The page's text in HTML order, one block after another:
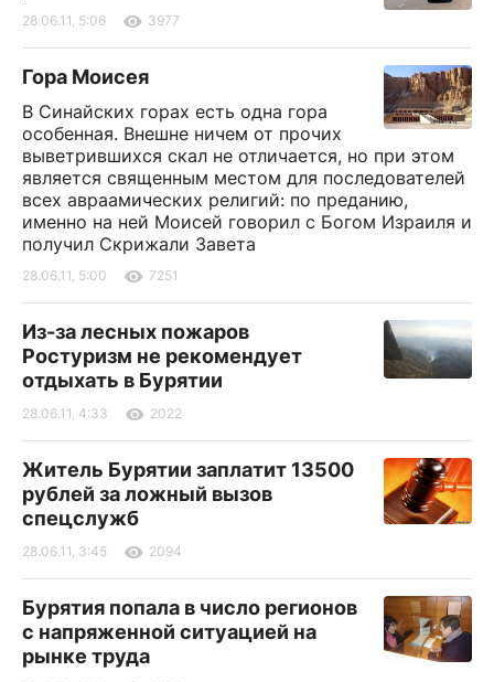
28.06.11, 5:06 3977
Гора Моисея
В Синайских горах есть одна гора
особенная. Внешне ничем от прочих
выветрившихся скал не отличается, но при этом
является священным местом для последователей
всех авраамических религий: по преданию,
именно на ней Моисей говорил с Богом Израиля и
получил Скрижали Завета
28.06.11, 5:00 7251
Из-за лесных пожаров
Ростуризм не рекомендует
отдыхать в Бурятии
28.06.11, 4:33 2022
Житель Бурятии заплатит 13500
рублей за ложный вызов
спецслужб
28.06.11, 3:45 2094
Бурятия попала в число регионов
с напряженной ситуацией на
рынке труда